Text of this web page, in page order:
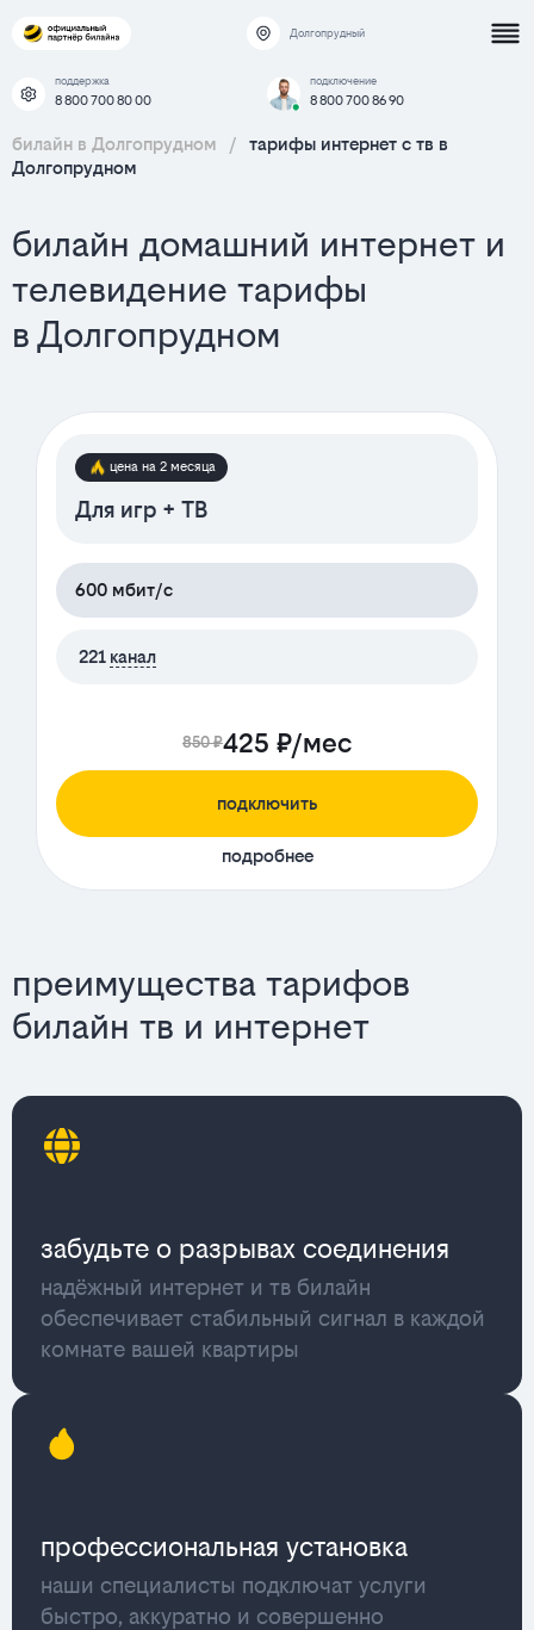
Долгопрудный
поддержка
8 800 700 80 00
подключение
8 800 700 86 90
билайн в Долгопрудном /
тарифы интернет c тв в
Долгопрудном
билайн домашний интернет и
телевидение тарифы
в Долгопрудном
цена на 2 месяца
Для игр + ТВ
600 мбит/с
221 канал
850 ₽425 ₽/мес
подключить
подробнее
преимущества тарифов
билайн тв и интернет
забудьте о разрывах соединения
надёжный интернет и тв билайн
обеспечивает стабильный сигнал в каждой
комнате вашей квартиры
профессиональная установка
наши специалисты подключат услуги
быстро, аккуратно и совершенно